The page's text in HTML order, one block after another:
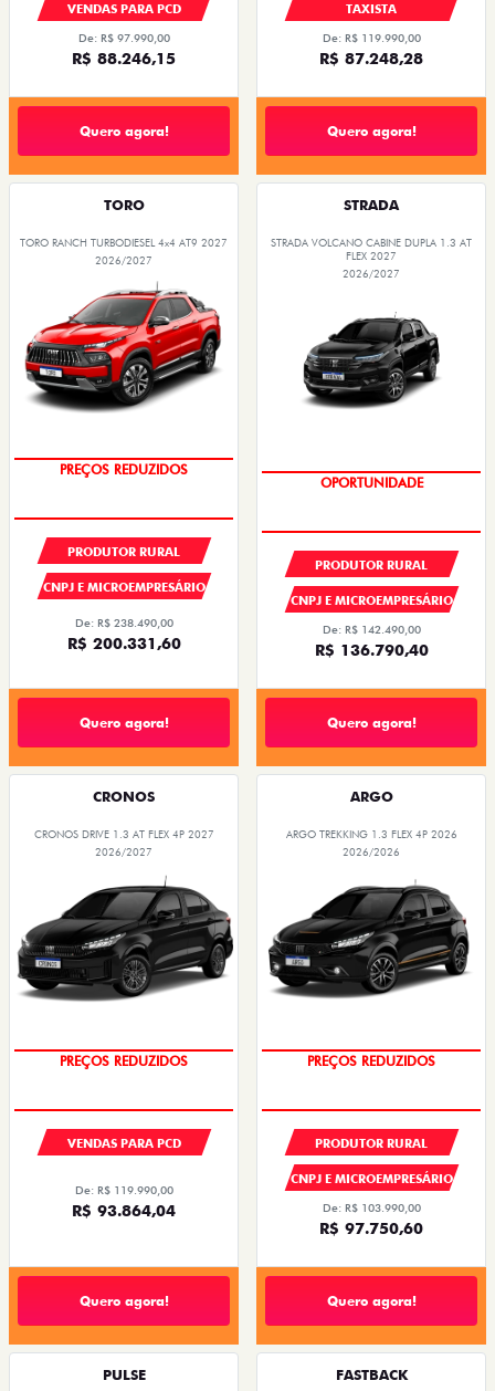
VENDAS PARA PCD
De: R$ 97.990,00
R$ 88.246,15
Quero agora!
TAXISTA
De: R$ 119.990,00
R$ 87.248,28
Quero agora!
TORO
TORO RANCH TURBODIESEL 4x4 AT9 2027
2026/2027
OPORTUNIDADE
PRODUTOR RURAL
CNPJ E MICROEMPRESÁRIO
De: R$ 238.490,00
R$ 200.331,60
Quero agora!
STRADA
STRADA VOLCANO CABINE DUPLA 1.3 AT
FLEX 2027
2026/2027
PREÇOS REDUZIDOS
PRODUTOR RURAL
CNPJ E MICROEMPRESÁRIO
De: R$ 142.490,00
R$ 136.790,40
Quero agora!
CRONOS
CRONOS DRIVE 1.3 AT FLEX 4P 2027
2026/2027
OPORTUNIDADE
VENDAS PARA PCD
De: R$ 119.990,00
R$ 93.864,04
Quero agora!
ARGO
ARGO TREKKING 1.3 FLEX 4P 2026
2026/2026
OPORTUNIDADE
PRODUTOR RURAL
CNPJ E MICROEMPRESÁRIO
De: R$ 103.990,00
R$ 97.750,60
Quero agora!
PULSE FASTBACK